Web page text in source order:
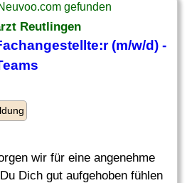
gefunden
Reutlingen
(m/w/d) -
wir für eine angenehme
Dich gut aufgehoben fühlen